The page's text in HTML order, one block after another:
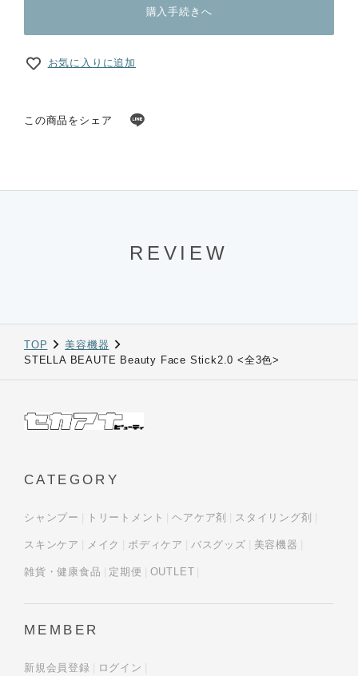
購入手続きへ
お気に入りに追加
この商品をシェア
REVIEW
TOP
美容機器
STELLA BEAUTE Beauty Face Stick2.0 <全3色>
CATEGORY
シャンプー トリートメント ヘアケア剤 スタイリング剤
スキンケア メイク ボディケア バスグッズ 美容機器
雑貨・健康食品 定期便 OUTLET
MEMBER
新規会員登録 ログイン